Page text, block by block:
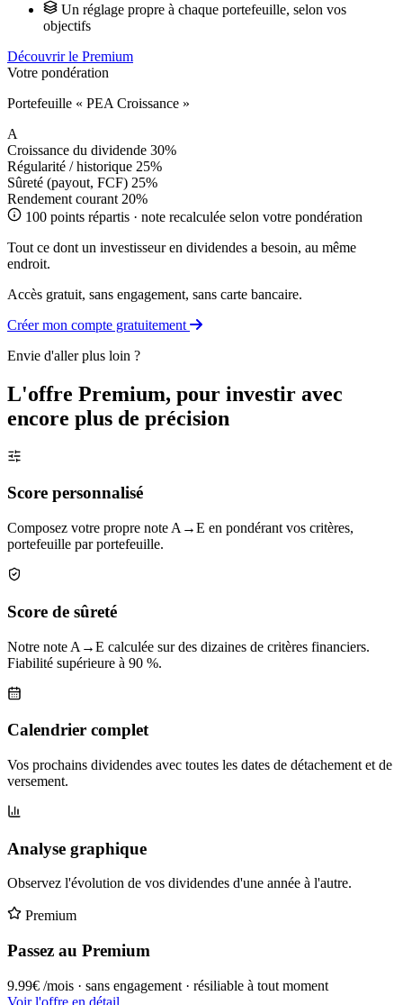
Un réglage propre à chaque portefeuille, selon vos
objectifs
Découvrir le Premium
Votre pondération
Portefeuille « PEA Croissance »
A
Croissance du dividende 30%
Régularité / historique 25%
Sûreté (payout, FCF) 25%
Rendement courant 20%
100 points répartis · note recalculée selon votre pondération
Tout ce dont un investisseur en dividendes a besoin, au même
endroit.
Accès gratuit, sans engagement, sans carte bancaire.
Créer mon compte gratuitement
Envie d'aller plus loin ?
L'offre Premium, pour investir avec
encore plus de précision
Score personnalisé
Composez votre propre note A→E en pondérant vos critères,
portefeuille par portefeuille.
Score de sûreté
Notre note A→E calculée sur des dizaines de critères financiers.
Fiabilité supérieure à 90 %.
Calendrier complet
Vos prochains dividendes avec toutes les dates de détachement et de
versement.
Analyse graphique
Observez l'évolution de vos dividendes d'une année à l'autre.
Premium
Passez au Premium
9.99€ /mois · sans engagement · résiliable à tout moment
Voir l'offre en détail